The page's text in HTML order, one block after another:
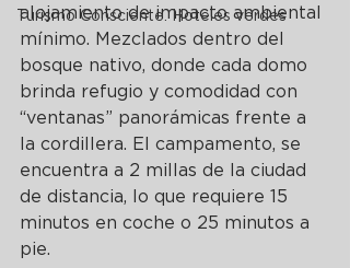
Turismo Consciente. Hoteles verdes
alojamiento de impacto ambiental
mínimo. Mezclados dentro del
bosque nativo, donde cada domo
brinda refugio y comodidad con
“ventanas” panorámicas frente a
la cordillera. El campamento, se
encuentra a 2 millas de la ciudad
de distancia, lo que requiere 15
minutos en coche o 25 minutos a
pie.